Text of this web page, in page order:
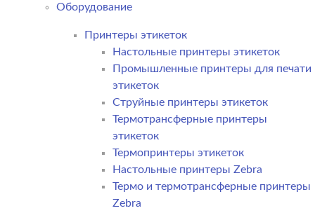
Оборудование
Принтеры этикеток
Настольные принтеры этикеток
Промышленные принтеры для печати
этикеток
Струйные принтеры этикеток
Термотрансферные принтеры
этикеток
Термопринтеры этикеток
Настольные принтеры Zebra
Термо и термотрансферные принтеры
Zebra